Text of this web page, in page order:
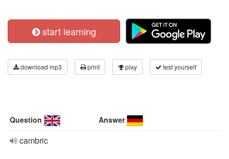
start learning
download mp3 print play test yourself
Question Answer
cambric